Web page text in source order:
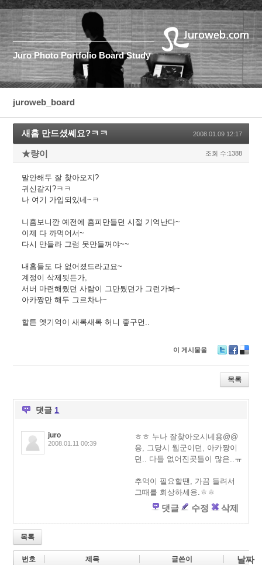
Juro Photo Portfolio Board Study
juroweb_board
새홈 만드셨쎼요?ㅋㅋ 2008.01.09 12:17
★량이 조회 수:1388
말안해두 잘 찾아오지?
귀신같지?ㅋㅋ
나 여기 가입되있네~ㅋ
니홈보니깐 예전에 홈피만들던 시절 기억난다~
이제 다 까먹어서~
다시 만들라 그럼 못만들꺼야~~
내홈들도 다 없어졌드라고요~
계정이 삭제됫든가,
서버 마련해줬던 사람이 그만뒀던가 그런가봐~
아카짱만 해두 그르차나~
할튼 옛기억이 새록새록 허니 좋구먼..
이 게시물을
wi
er
ac
e
b
eli
ci
o
목록
댓글 1
juro
2008.01.11 00:39
ㅎㅎ 누나 잘찾아오시네용@@
응, 그당시 웹군이던, 아카짱이
던.. 다들 없어진곳들이 많은..ㅠ
추억이 필요할땐, 가끔 들려서
그때를 회상하세용.ㅎㅎ
댓글 수정 삭제
목록
번호 제목 글쓴이 날짜